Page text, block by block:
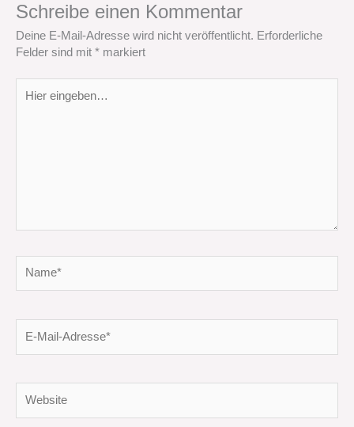
Schreibe einen Kommentar
Deine E-Mail-Adresse wird nicht veröffentlicht. Erforderliche
Felder sind mit * markiert
eingeben…
Mail-